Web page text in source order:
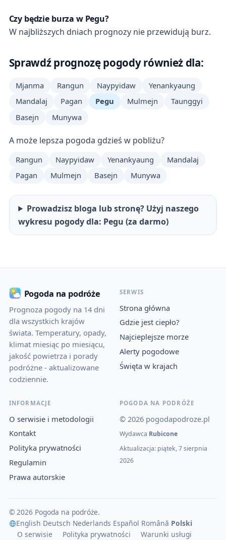
Czy będzie burza w Pegu?
W najbliższych dniach prognozy nie przewidują burz.
Sprawdź prognozę pogody również dla:
Mjanma Rangun Naypyidaw
Yenankyaung
Mandalaj
Pagan Pegu Mulmejn
Taunggyi
Basejn
Munywa
A może lepsza pogoda gdzieś w pobliżu?
Rangun Naypyidaw Yenankyaung
Mandalaj
Pagan
Mulmejn Basejn Munywa
Prowadzisz bloga lub stronę? Użyj naszego
wykresu pogody dla: Pegu (za darmo)
Pogoda na podróże
Prognoza pogody na 14 dni
dla wszystkich krajów
świata. Temperatury, opady,
klimat miesiąc po miesiącu,
jakość powietrza i porady
podróżne - aktualizowane
codziennie.
SERWIS
Strona główna
Gdzie jest ciepło?
Najcieplejsze morze
Alerty pogodowe
Święta w krajach
INFORMACJE
O serwisie i metodologii
Kontakt
Polityka prywatności
Regulamin
Prawa autorskie
POGODA NA PODRÓŻE
© 2026 pogodapodroze.pl
Wydawca Rubicone
Aktualizacja: piątek, 7 sierpnia
2026
© 2026 Pogoda na podróże.
English Deutsch Nederlands Español Română Polski
O serwisie
Polityka prywatności Warunki usługi